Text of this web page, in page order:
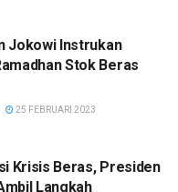
Jokowi Instrukan
Stok Beras
25 FEBRUARI 2023
Krisis Beras, Presiden
Langkah